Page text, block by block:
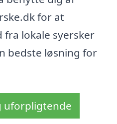
for at
lokale syersker
bedste løsning for
uforpligtende